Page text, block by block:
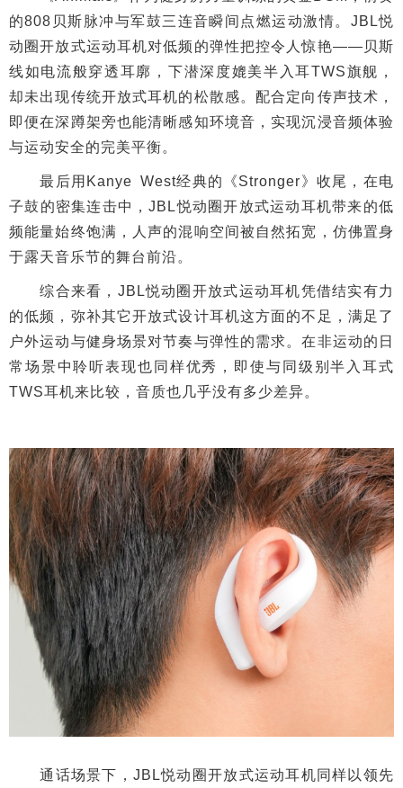
的808贝斯脉冲与军鼓三连音瞬间点燃运动激情。JBL悦
动圈开放式运动耳机对低频的弹性把控令人惊艳——贝斯
线如电流般穿透耳廓，下潜深度媲美半入耳TWS旗舰，
却未出现传统开放式耳机的松散感。配合定向传声技术，
即便在深蹲架旁也能清晰感知环境音，实现沉浸音频体验
与运动安全的完美平衡。
最后用Kanye West经典的《Stronger》收尾，在电
子鼓的密集连击中，JBL悦动圈开放式运动耳机带来的低
频能量始终饱满，人声的混响空间被自然拓宽，仿佛置身
于露天音乐节的舞台前沿。
综合来看，JBL悦动圈开放式运动耳机凭借结实有力
的低频，弥补其它开放式设计耳机这方面的不足，满足了
户外运动与健身场景对节奏与弹性的需求。在非运动的日
常场景中聆听表现也同样优秀，即使与同级别半入耳式
TWS耳机来比较，音质也几乎没有多少差异。
通话场景下，JBL悦动圈开放式运动耳机同样以领先